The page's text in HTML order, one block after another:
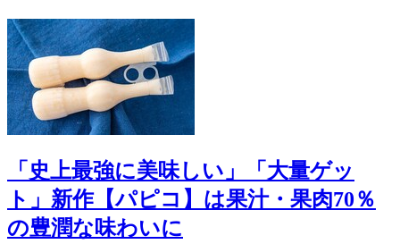
「史上最強に美味しい」「大量ゲッ
ト」新作【パピコ】は果汁・果肉70％
の豊潤な味わいに